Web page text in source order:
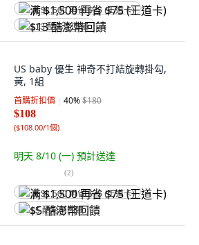
满 $1,500 再省 $75 (王道卡)
$13 酷澎幣回饋
US baby 優生 神奇不打結旋轉掛勾,
黃, 1組
首購折扣價 40%$180
$108
($108.00/1個)
明天 8/10 (一) 預計送達
(2)
满 $1,500 再省 $75 (王道卡)
$5 酷澎幣回饋